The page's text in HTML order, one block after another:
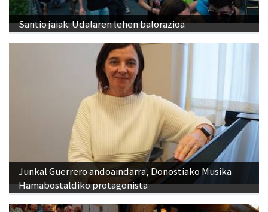
Santio jaiak: Udalaren lehen balorazioa
Junkal Guerrero andoaindarra, Donostiako Musika
Hamabostaldiko protagonista